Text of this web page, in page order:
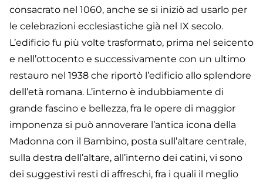
consacrato nel 1060, anche se si iniziò ad usarlo per
le celebrazioni ecclesiastiche già nel IX secolo.
L’edificio fu più volte trasformato, prima nel seicento
e nell’ottocento e successivamente con un ultimo
restauro nel 1938 che riportò l’edificio allo splendore
dell’età romana. L’interno è indubbiamente di
grande fascino e bellezza, fra le opere di maggior
imponenza si può annoverare l’antica icona della
Madonna con il Bambino, posta sull’altare centrale,
sulla destra dell’altare, all’interno dei catini, vi sono
dei suggestivi resti di affreschi, fra i quali il meglio